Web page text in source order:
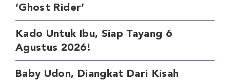
‘Ghost Rider’
Kado Untuk Ibu, Siap Tayang 6
Agustus 2026!
Baby Udon, Diangkat Dari Kisah